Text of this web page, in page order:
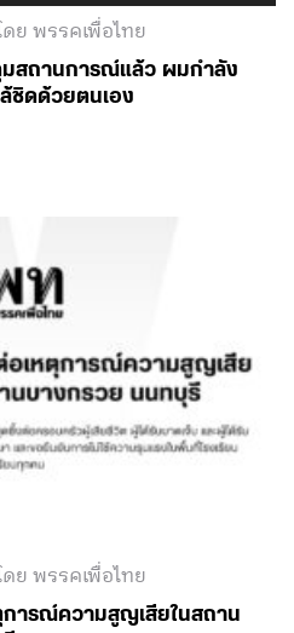
ดย พรรคเพื่อไทย
มสถานการณ์แล้ว ผมกำลัง
ชิดด้วยตนเอง
ดย พรรคเพื่อไทย
การณ์ความสูญเสียในสถาน